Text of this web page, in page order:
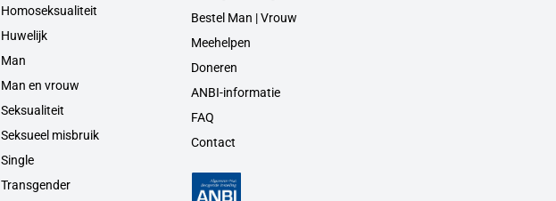
Homoseksualiteit
Huwelijk
Man
Man en vrouw
Seksualiteit
Seksueel misbruik
Single
Transgender
Bestel Man | Vrouw
Meehelpen
Doneren
ANBI-informatie
FAQ
Contact